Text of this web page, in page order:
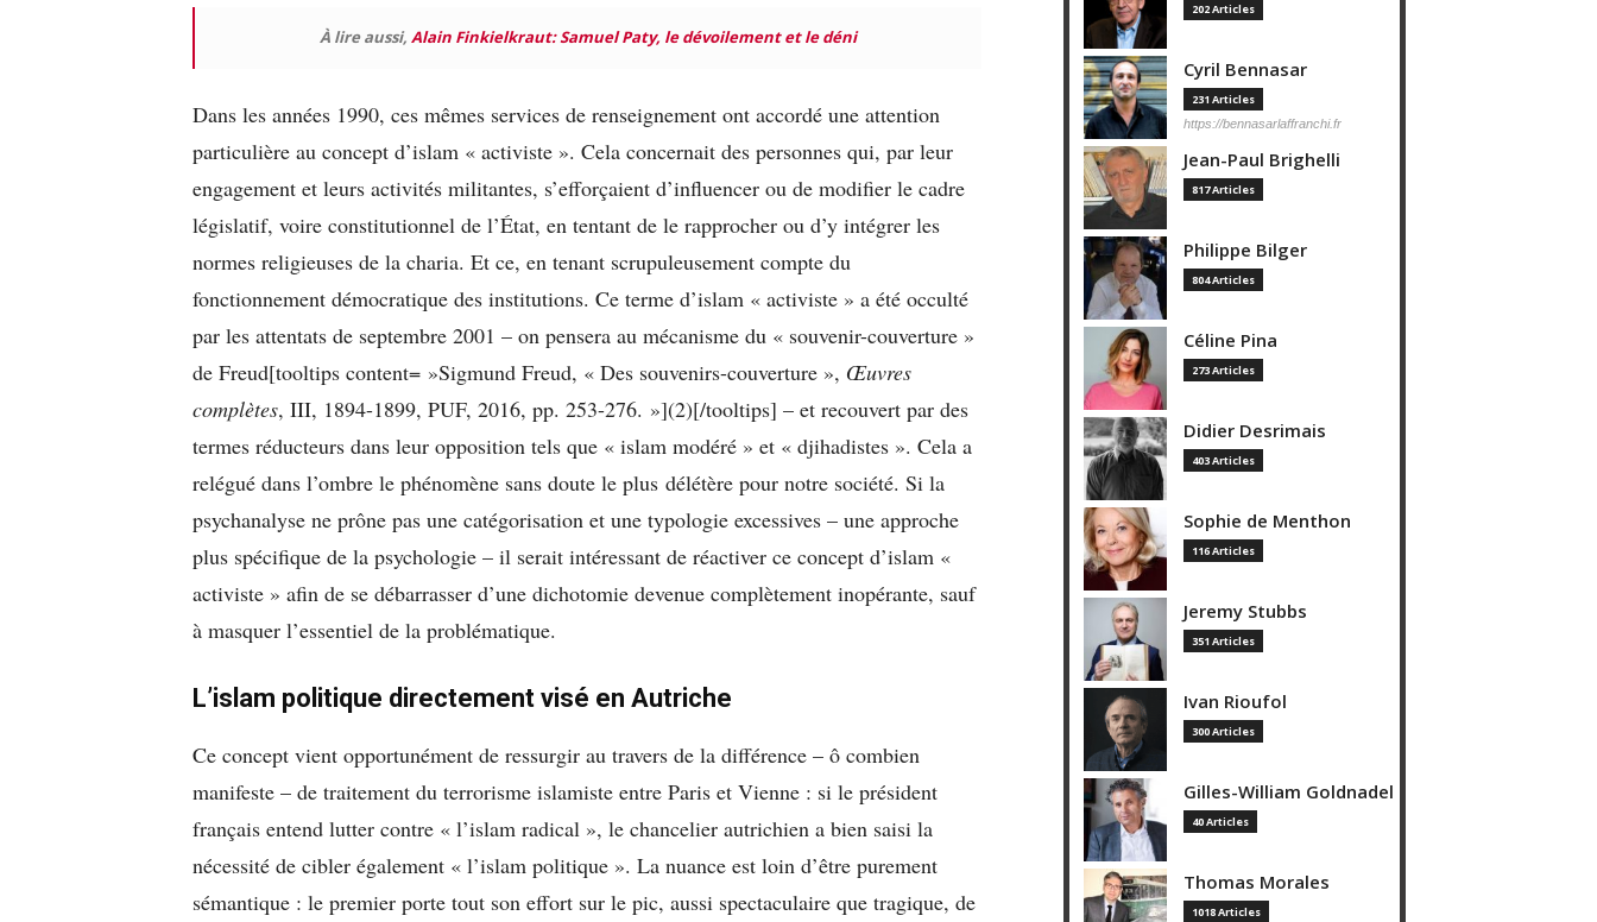
À lire aussi, Alain Finkielkraut: Samuel Paty, le dévoilement et le déni
Dans les années 1990, ces mêmes services de renseignement ont accordé une attention
particulière au concept d’islam « activiste ». Cela concernait des personnes qui, par leur
engagement et leurs activités militantes, s’efforçaient d’influencer ou de modifier le cadre
législatif, voire constitutionnel de l’État, en tentant de le rapprocher ou d’y intégrer les
normes religieuses de la charia. Et ce, en tenant scrupuleusement compte du
fonctionnement démocratique des institutions. Ce terme d’islam « activiste » a été occulté
par les attentats de septembre 2001 – on pensera au mécanisme du « souvenir-couverture »
de Freud[tooltips content= »Sigmund Freud, « Des souvenirs-couverture », Œuvres
complètes, III, 1894-1899, PUF, 2016, pp. 253-276. »](2)[/tooltips] – et recouvert par des
termes réducteurs dans leur opposition tels que « islam modéré » et « djihadistes ». Cela a
relégué dans l’ombre le phénomène sans doute le plus délétère pour notre société. Si la
psychanalyse ne prône pas une catégorisation et une typologie excessives – une approche
plus spécifique de la psychologie – il serait intéressant de réactiver ce concept d’islam «
activiste » afin de se débarrasser d’une dichotomie devenue complètement inopérante, sauf
à masquer l’essentiel de la problématique.
L’islam politique directement visé en Autriche
Ce concept vient opportunément de ressurgir au travers de la différence – ô combien
manifeste – de traitement du terrorisme islamiste entre Paris et Vienne : si le président
français entend lutter contre « l’islam radical », le chancelier autrichien a bien saisi la
nécessité de cibler également « l’islam politique ». La nuance est loin d’être purement
sémantique : le premier porte tout son effort sur le pic, aussi spectaculaire que tragique, de
202 Articles
Cyril Bennasar
231 Articles
https://bennasarlaffranchi.fr
Jean-Paul Brighelli
817 Articles
Philippe Bilger
804 Articles
Céline Pina
273 Articles
Didier Desrimais
403 Articles
Sophie de Menthon
116 Articles
Jeremy Stubbs
351 Articles
Ivan Rioufol
300 Articles
Gilles-William Goldnadel
40 Articles
Thomas Morales
1018 Articles